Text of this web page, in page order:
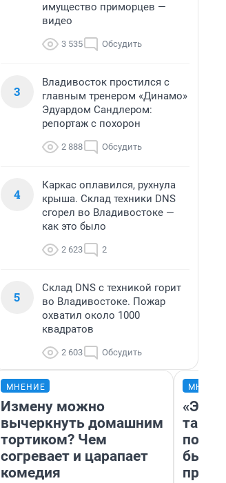
имущество приморцев —
видео
3 535 Обсудить
3
Владивосток простился с
главным тренером «Динамо»
Эдуардом Сандлером:
репортаж с похорон
2 888 Обсудить
4
Каркас оплавился, рухнула
крыша. Склад техники DNS
сгорел во Владивостоке —
как это было
2 623 2
5
Склад DNS с техникой горит
во Владивостоке. Пожар
охватил около 1000
квадратов
2 603 Обсудить
МНЕНИЕ
Измену можно
вычеркнуть домашним
тортиком? Чем
согревает и царапает
комедия
«Это
так
был